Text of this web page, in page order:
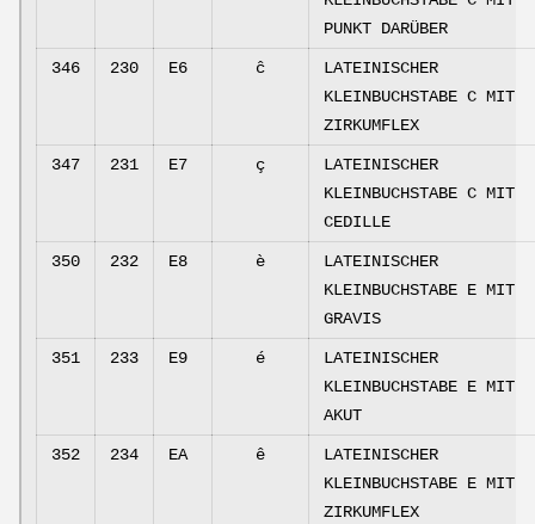
PUNKT DARÜBER
346 230 E6 ĉ
LATEINISCHER
KLEINBUCHSTABE C MIT
ZIRKUMFLEX
347 231 E7 ç
LATEINISCHER
KLEINBUCHSTABE C MIT
CEDILLE
350 232 E8 è
LATEINISCHER
KLEINBUCHSTABE E MIT
GRAVIS
351 233 E9 é
LATEINISCHER
KLEINBUCHSTABE E MIT
AKUT
352 234 EA ê
LATEINISCHER
KLEINBUCHSTABE E MIT
ZIRKUMFLEX